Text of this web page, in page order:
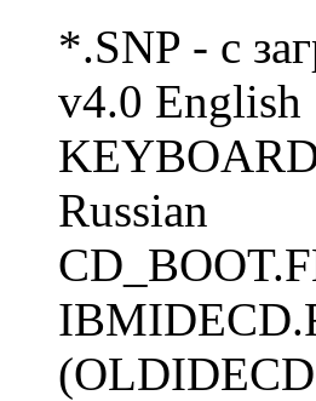
*.SNP - с
v4.0 English
Russian